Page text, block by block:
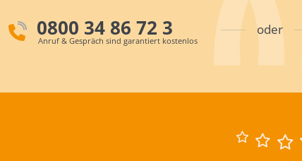
0800 34 86 72 3
Anruf & Gespräch sind garantiert kostenlos
oder